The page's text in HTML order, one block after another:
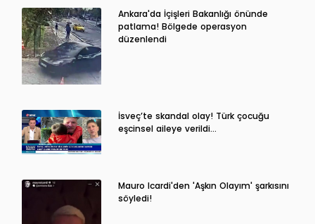
Ankara'da İçişleri Bakanlığı önünde
patlama! Bölgede operasyon
düzenlendi
İsveç’te skandal olay! Türk çocuğu
eşcinsel aileye verildi…
Mauro Icardi'den 'Aşkın Olayım' şarkısını
söyledi!